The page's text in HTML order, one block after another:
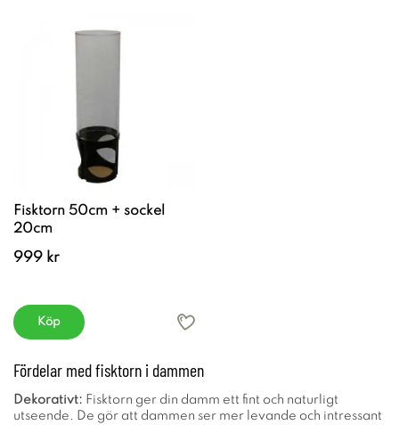
Fisktorn 50cm + sockel
20cm
999 kr
Köp
Fördelar med fisktorn i dammen
Dekorativt: Fisktorn ger din damm ett fint och naturligt
utseende. De gör att dammen ser mer levande och intressant